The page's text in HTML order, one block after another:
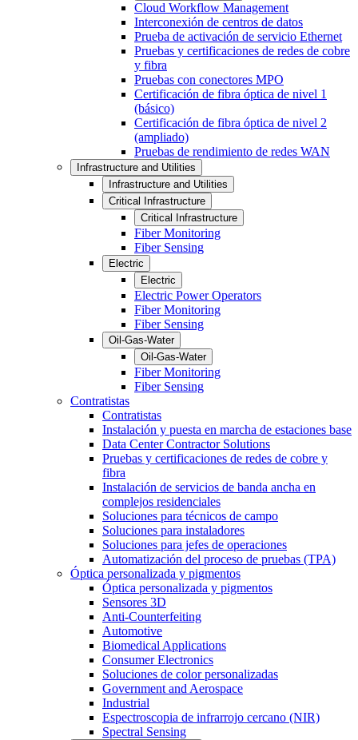
Cloud Workflow Management
Interconexión de centros de datos
Prueba de activación de servicio Ethernet
Pruebas y certificaciones de redes de cobre
y fibra
Pruebas con conectores MPO
Certificación de fibra óptica de nivel 1
(básico)
Certificación de fibra óptica de nivel 2
(ampliado)
Pruebas de rendimiento de redes WAN
Infrastructure and Utilities
Infrastructure and Utilities
Critical Infrastructure
Critical Infrastructure
Fiber Monitoring
Fiber Sensing
Electric
Electric
Electric Power Operators
Fiber Monitoring
Fiber Sensing
Oil-Gas-Water
Oil-Gas-Water
Fiber Monitoring
Fiber Sensing
Contratistas
Contratistas
Instalación y puesta en marcha de estaciones base
Data Center Contractor Solutions
Pruebas y certificaciones de redes de cobre y
fibra
Instalación de servicios de banda ancha en
complejos residenciales
Soluciones para técnicos de campo
Soluciones para instaladores
Soluciones para jefes de operaciones
Automatización del proceso de pruebas (TPA)
Óptica personalizada y pigmentos
Óptica personalizada y pigmentos
Sensores 3D
Anti-Counterfeiting
Automotive
Biomedical Applications
Consumer Electronics
Soluciones de color personalizadas
Government and Aerospace
Industrial
Espectroscopia de infrarrojo cercano (NIR)
Spectral Sensing